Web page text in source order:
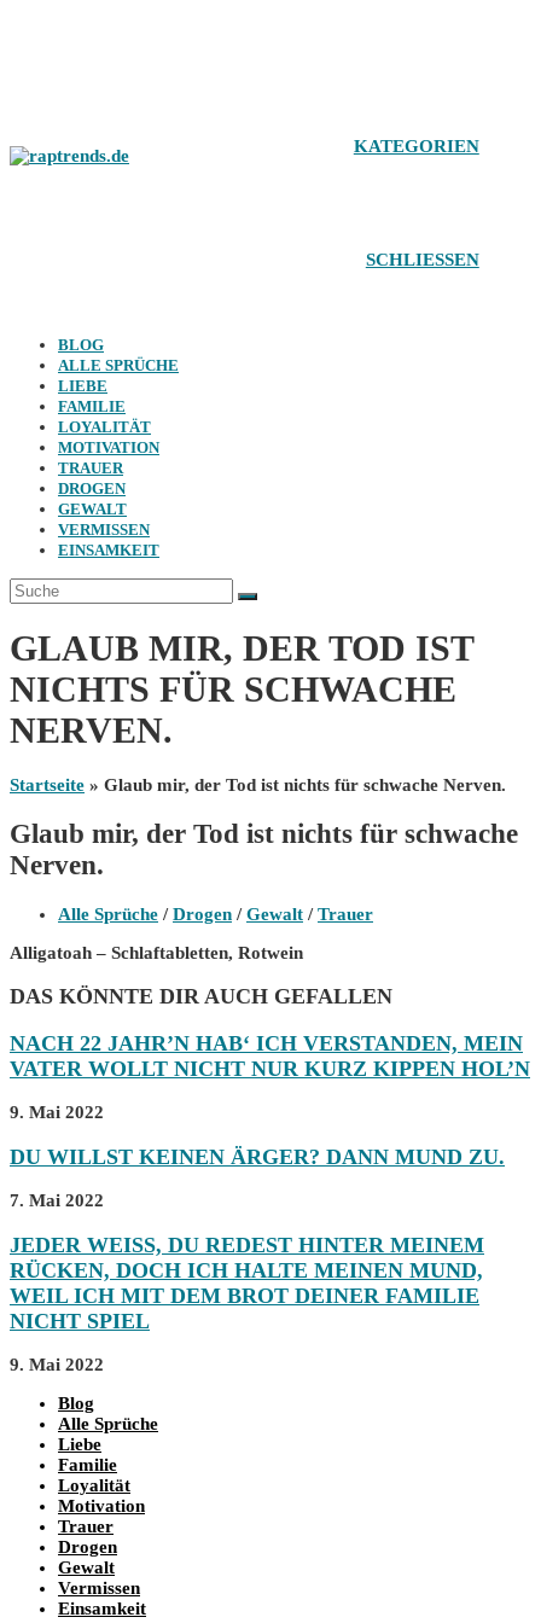
KATEGORIEN
SCHLIESSEN
BLOG
ALLE SPRÜCHE
LIEBE
FAMILIE
LOYALITÄT
MOTIVATION
TRAUER
DROGEN
GEWALT
VERMISSEN
EINSAMKEIT
GLAUB MIR, DER TOD IST
NICHTS FÜR SCHWACHE
NERVEN.
Startseite » Glaub mir, der Tod ist nichts für schwache Nerven.
Glaub mir, der Tod ist nichts für schwache
Nerven.
Beitrags-
Alle Sprüche / Drogen / Gewalt / Trauer
Alligatoah – Schlaftabletten, Rotwein
DAS KÖNNTE DIR AUCH GEFALLEN
NACH 22 JAHR’N HAB‘ ICH VERSTANDEN, MEIN
VATER WOLLT NICHT NUR KURZ KIPPEN HOL’N
9. Mai 2022
DU WILLST KEINEN ÄRGER? DANN MUND ZU.
7. Mai 2022
JEDER WEISS, DU REDEST HINTER MEINEM R
ÜCKEN, DOCH ICH HALTE MEINEN MUND, W
EIL ICH MIT DEM BROT DEINER FAMILIE N
ICHT SPIEL
9. Mai 2022
Blog
Alle Sprüche
Liebe
Familie
Loyalität
Motivation
Trauer
Drogen
Gewalt
Vermissen
Einsamkeit